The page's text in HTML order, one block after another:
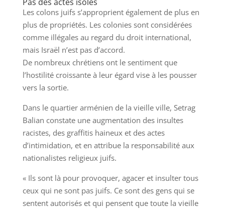
Les colons juifs s’approprient également de plus en
plus de propriétés. Les colonies sont considérées
comme illégales au regard du droit international,
mais Israël n’est pas d’accord.
De nombreux chrétiens ont le sentiment que
l’hostilité croissante à leur égard vise à les pousser
vers la sortie.
Dans le quartier arménien de la vieille ville, Setrag
Balian constate une augmentation des insultes
racistes, des graffitis haineux et des actes
d’intimidation, et en attribue la responsabilité aux
nationalistes religieux juifs.
« Ils sont là pour provoquer, agacer et insulter tous
ceux qui ne sont pas juifs. Ce sont des gens qui se
sentent autorisés et qui pensent que toute la vieille